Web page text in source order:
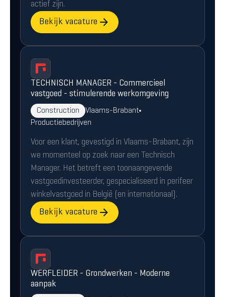
actief zijn.
Bekijk vacature
TECHNISCH MANAGER - Commercieel
vastgoed - stimulerende werkomgeving
Construction
Vlaams-Brabant
Productiebedrijven
Voor een klant, gevestigd in Vlaams-Brabant, zijn
we momenteel op zoek naar een Technisch
Manager. Het betreft een toonaangevende
vastgoedinvesteerder, gespecialiseerd in perifeer
winkelvastgoed in België (en internationaal).
Bekijk vacature
WERFLEIDER - Grondwerken - Moderne
aanpak